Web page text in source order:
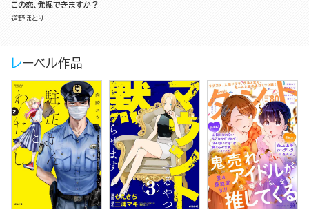
この恋、発掘できますか？
道野ほとり
レーベル作品